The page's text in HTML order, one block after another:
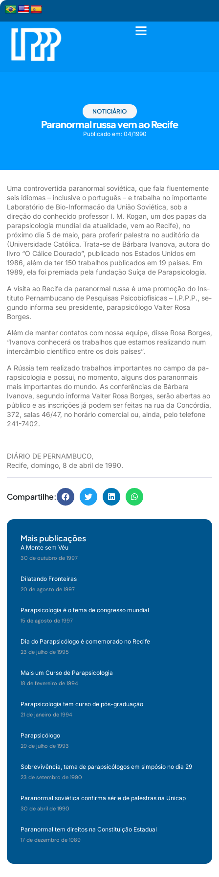
NOTICIÁRIO
Paranormal russa vem ao Recife
Publicado em: 04/1990
Uma controvertida paranormal soviética, que fala fluente­mente
seis idiomas – inclusive o português – e trabalha no impor­tante
Laboratório de Bio-Informacão da União Soviética, sob a
direção do conhecido profes­sor I. M. Kogan, um dos papas da
parapsicologia mundial da atualidade, vem ao Recife), no
próximo dia 5 de maio, para proferir pales­tra no auditório da
(Universidade Católica. Trata-se de Bárbara Ivanova, autora do
livro “O Cálice Dourado”, publicado nos Estados Unidos em
1986, além de ter 150 trabalhos publicados em 19 países. Em
1989, ela foi premiada pela fundação Suíça de Parapsicologia.
A visita ao Recife da paranormal russa é uma promoção do Ins­
tituto Pernambucano de Pesqui­sas Psicobiofísicas – I.P.P.P., se­
gundo informa seu presidente, pa­rapsicólogo Valter Rosa
Borges.
Além de manter contatos com nossa equipe, disse Rosa Bor­ges,
“Ivanova conhecerá os trabalhos que estamos realizando num
intercâmbio científico entre os dois países”.
A Rússia tem realizado traba­lhos importantes no campo da pa­
rapsicologia e possui, no mo­mento, alguns dos paranormais
mais importantes do mundo. As con­ferências de Bárbara
Ivanova, se­gundo informa Valter Rosa Bor­ges, serão abertas ao
público e as inscrições já podem ser feitas na rua da Concórdia,
372, salas 46/47, no horário comercial ou, ainda, pelo telefone
241-7402.
DIÁRIO DE PERNAMBUCO,
Recife, domingo, 8 de abril de 1990.
Compartilhe:
Mais publicações
A Mente sem Véu
30 de outubro de 1997
Dilatando Fronteiras
20 de agosto de 1997
Parapsicologia é o tema de congresso mundial
15 de agosto de 1997
Dia do Parapsicólogo é comemorado no Recife
23 de julho de 1995
Mais um Curso de Parapsicologia
18 de fevereiro de 1994
Parapsicologia tem curso de pós-graduação
21 de janeiro de 1994
Parapsicólogo
29 de julho de 1993
Sobrevivência, tema de parapsicólogos em simpósio no dia 29
23 de setembro de 1990
Paranormal soviética confirma série de palestras na Unicap
30 de abril de 1990
Paranormal tem direitos na Constituição Estadual
17 de dezembro de 1989